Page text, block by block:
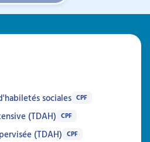
sociales CPF
(TDAH) CPF
(TDAH) CPF